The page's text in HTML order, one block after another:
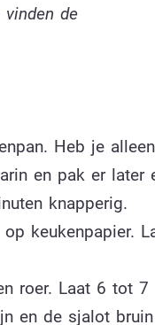
de
Heb je
en pak er later
knapperig.
keukenpapier.
roer. Laat 6 tot 7
en de sjalot bruin